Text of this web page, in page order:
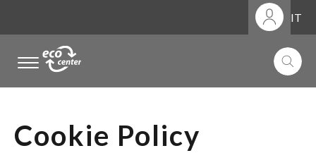
IT
..
Cookie Policy